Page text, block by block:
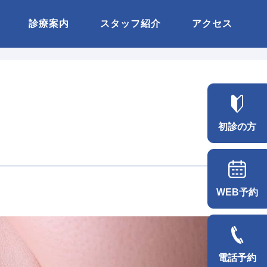
診療案内 スタッフ紹介 アクセス
初診の方
WEB予約
電話予約